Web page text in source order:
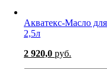
Акватекс-Масло
2,5л
2 920,0 руб.